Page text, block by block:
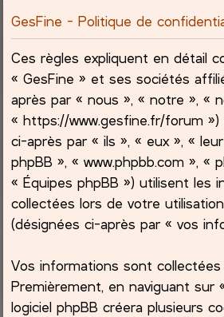
GesFine - Politique de
Ces règles expliquent en détail
« GesFine » et ses sociétés
après par « nous », « notre », «
« https://www.gesfine.fr/forum
ci-après par « ils », « eux », «
phpBB », « www.phpbb.com », «
« Équipes phpBB ») utilisent les
collectées lors de votre
(désignées ci-après par « vos
Vos informations sont collectées
Premièrement, en naviguant sur
logiciel phpBB créera plusieurs